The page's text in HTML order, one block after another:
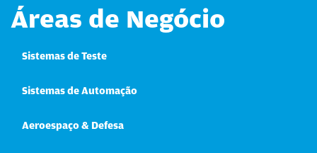
Áreas de Negócio
Sistemas de Teste
Sistemas de Automação
Aeroespaço & Defesa